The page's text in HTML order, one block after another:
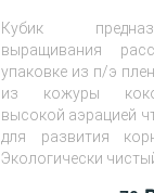
Кубик
выращивания
упаковке из п/э
из кожуры
высокой аэрацией
для развития
Экологически